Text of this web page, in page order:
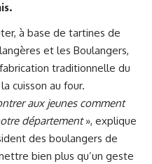
à base de tartines de
et les Boulangers,
traditionnelle du
cuisson au four.
aux jeunes comment
département», explique
des boulangers de
bien plus qu’un geste